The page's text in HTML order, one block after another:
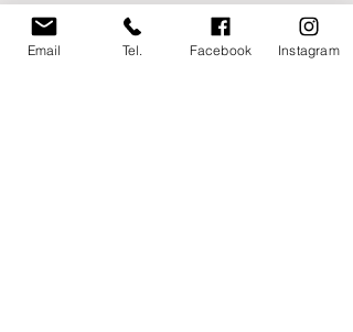
Email Tel. Facebook Instagram